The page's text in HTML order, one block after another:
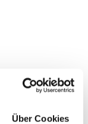
Über Cookies